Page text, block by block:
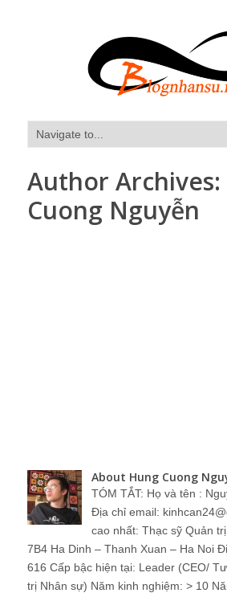
Author Archives:
Cuong Nguyễn
About Hung Cuong
TÓM TẮT: Họ và tên :
Địa chỉ email:
cao nhất: Thạc sỹ Quản
7B4 Ha Dinh – Thanh Xuan – Ha Noi
616 Cấp bậc hiện tại: Leader (CEO/
trị Nhân sự) Năm kinh nghiệm: > 10